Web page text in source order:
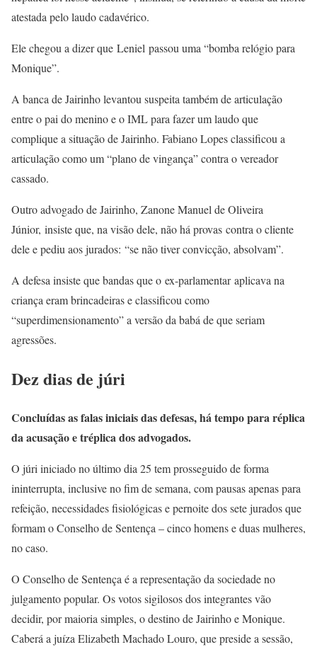
atestada pelo laudo cadavérico.
Ele chegou a dizer que Leniel passou uma “bomba relógio para
Monique”.
A banca de Jairinho levantou suspeita também de articulação
entre o pai do menino e o IML para fazer um laudo que
complique a situação de Jairinho. Fabiano Lopes classificou a
articulação como um “plano de vingança” contra o vereador
cassado.
Outro advogado de Jairinho, Zanone Manuel de Oliveira
Júnior, insiste que, na visão dele, não há provas contra o cliente
dele e pediu aos jurados: “se não tiver convicção, absolvam”.
A defesa insiste que bandas que o ex-parlamentar aplicava na
criança eram brincadeiras e classificou como
“superdimensionamento” a versão da babá de que seriam
agressões.
Dez dias de júri
Concluídas as falas iniciais das defesas, há tempo para réplica
da acusação e tréplica dos advogados.
O júri iniciado no último dia 25 tem prosseguido de forma
ininterrupta, inclusive no fim de semana, com pausas apenas para
refeição, necessidades fisiológicas e pernoite dos sete jurados que
formam o Conselho de Sentença – cinco homens e duas mulheres,
no caso.
O Conselho de Sentença é a representação da sociedade no
julgamento popular. Os votos sigilosos dos integrantes vão
decidir, por maioria simples, o destino de Jairinho e Monique.
Caberá a juíza Elizabeth Machado Louro, que preside a sessão,